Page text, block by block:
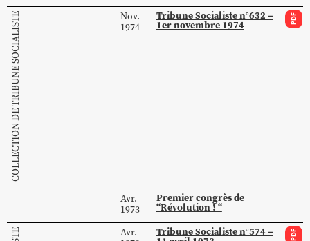
COLLECTION DE TRIBUNE SOCIALISTE
Nov.
1974
Tribune Socialiste n°632 –
1er novembre 1974 PDF
Avr.
1973
Premier congrès de
“Révolution ! “
Avr.
Tribune Socialiste n°574 – PDF